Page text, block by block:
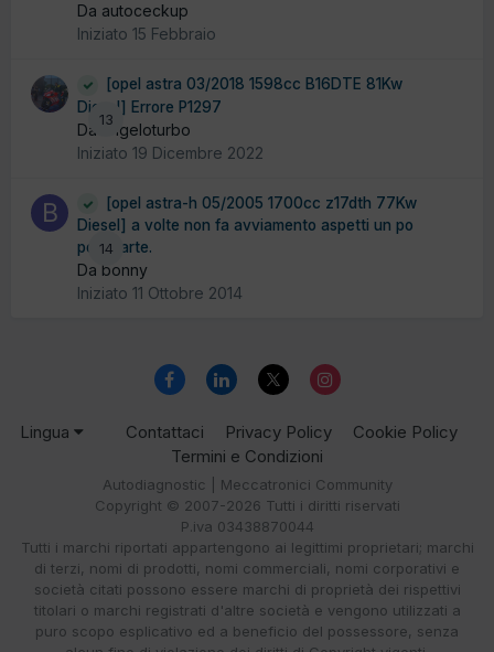
Da autoceckup
Iniziato 15 Febbraio
13
[opel astra 03/2018 1598cc B16DTE 81Kw
Diesel] Errore P1297
Da angeloturbo
Iniziato 19 Dicembre 2022
14
[opel astra-h 05/2005 1700cc z17dth 77Kw
Diesel] a volte non fa avviamento aspetti un po
poi riparte.
Da bonny
Iniziato 11 Ottobre 2014
Lingua Contattaci Privacy Policy
Cookie Policy
Termini e Condizioni
Autodiagnostic | Meccatronici Community
Copyright © 2007-2026 Tutti i diritti riservati
P.iva 03438870044
Tutti i marchi riportati appartengono ai legittimi proprietari; marchi
di terzi, nomi di prodotti, nomi commerciali, nomi corporativi e
società citati possono essere marchi di proprietà dei rispettivi
titolari o marchi registrati d'altre società e vengono utilizzati a
puro scopo esplicativo ed a beneficio del possessore, senza